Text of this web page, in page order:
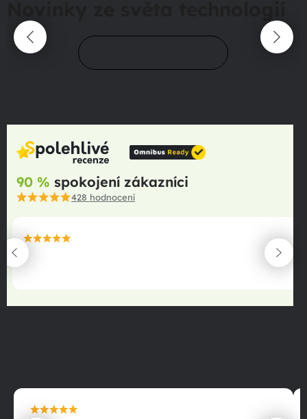
90 % spokojení zákazníci
428 hodnocení
maximální spokojenost
22.06.2025